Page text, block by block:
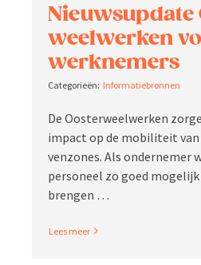
weel­werken
werknemers
Infor­ma­tie­bronnen
De Ooster­weel­werken
impact op de mobiliteit
ven­zones. Als onder­nemer
personeel zo goed
brengen …
Read More